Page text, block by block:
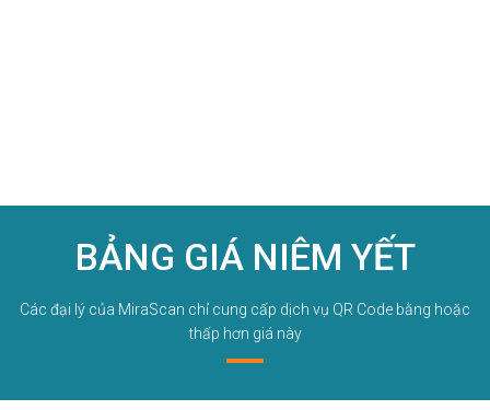
BẢNG GIÁ NIÊM YẾT
Các đại lý của MiraScan chỉ cung cấp dịch vụ QR Code bằng hoặc
thấp hơn giá này